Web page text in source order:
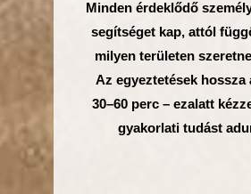
Minden érdeklődő
segítséget kap, attól
milyen területen
Az egyeztetések hossza
30–60 perc – ezalatt
gyakorlati tudást